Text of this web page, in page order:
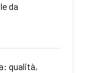
da
qualità,